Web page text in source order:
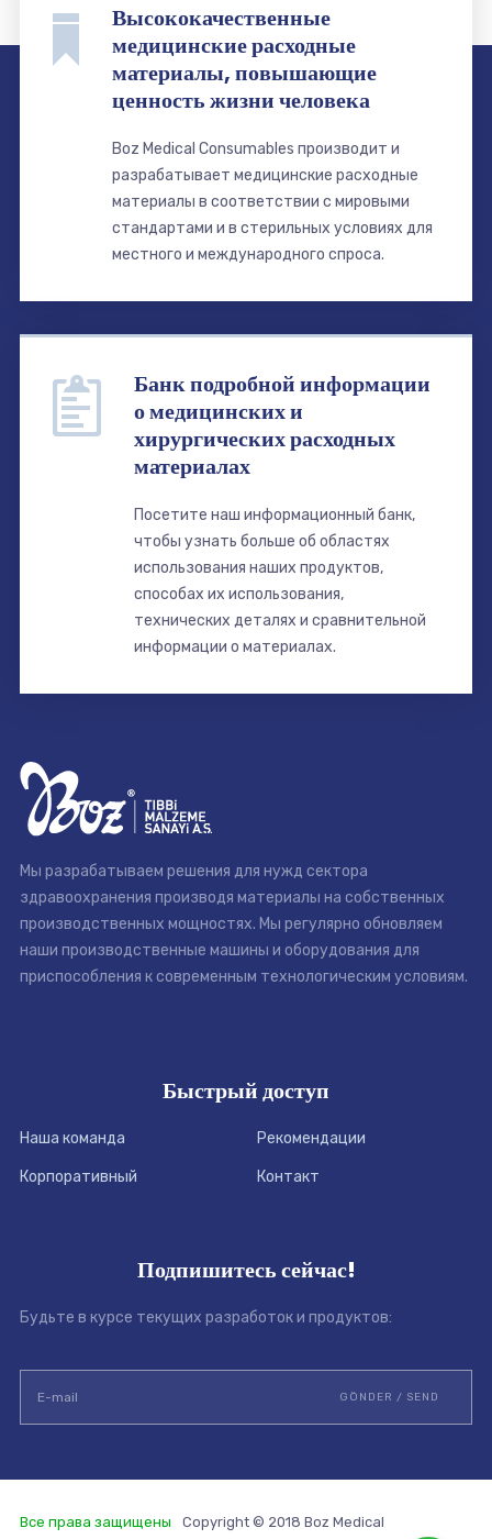
Высококачественные
медицинские расходные
материалы, повышающие
ценность жизни человека
Boz Medical Consumables производит и
разрабатывает медицинские расходные
материалы в соответствии с мировыми
стандартами и в стерильных условиях для
местного и международного спроса.
Банк подробной информации
о медицинских и
хирургических расходных
материалах
Посетите наш информационный банк,
чтобы узнать больше об областях
использования наших продуктов,
способах их использования,
технических деталях и сравнительной
информации о материалах.
Мы разрабатываем решения для нужд сектора
здравоохранения производя материалы на собственных
производственных мощностях. Мы регулярно обновляем
наши производственные машины и оборудования для
приспособления к современным технологическим условиям.
Быстрый доступ
Наша команда Рекомендации
Корпоративный Контакт
Подпишитесь сейчас!
Будьте в курсе текущих разработок и продуктов:
Все права защищены Copyright © 2018 Boz Medical